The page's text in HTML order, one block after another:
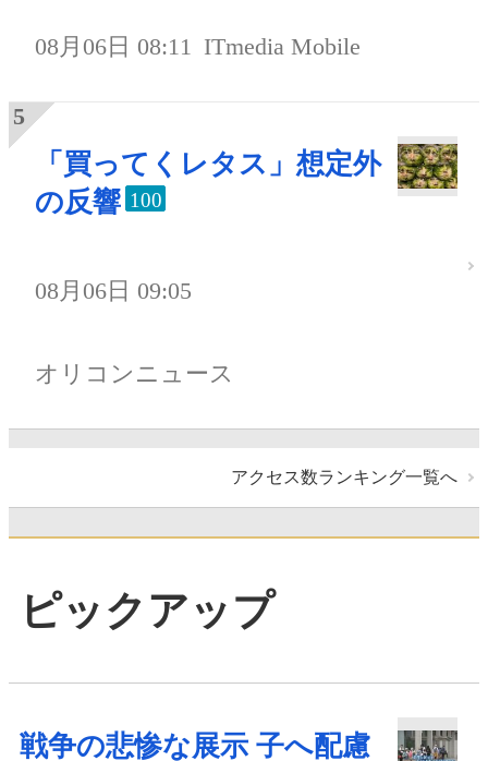
08月06日 08:11 ITmedia Mobile
「買ってくレタス」想定外
の反響 100
08月06日 09:05
オリコンニュース
アクセス数ランキング一覧へ
ピックアップ
戦争の悲惨な展示 子へ配慮